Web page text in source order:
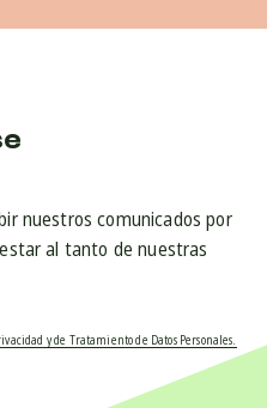
nuestros comunicados por
al tanto de nuestras
y de Tratamiento de Datos Personales.